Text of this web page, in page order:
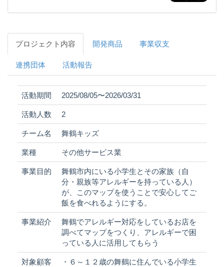
プロジェクト内容 開発商品 事業収支
連携団体 活動報告
活動期間 2025/08/05〜2026/03/31
活動人数 2
チーム名 舞鶴キッズ
業種 その他サービス業
事業目的
舞鶴市内にいる小学生とその家族（自
分・親族等アレルギーを持っている人）
が、このマップを使うことで安心してご
飯を食べれるようにする。
事業紹介
舞鶴でアレルギー対応をしているお店を
調べてマップをつくり、アレルギーで困
っている人に活用してもらう
対象顧客
・６～１２歳の舞鶴に住んでいる小学生